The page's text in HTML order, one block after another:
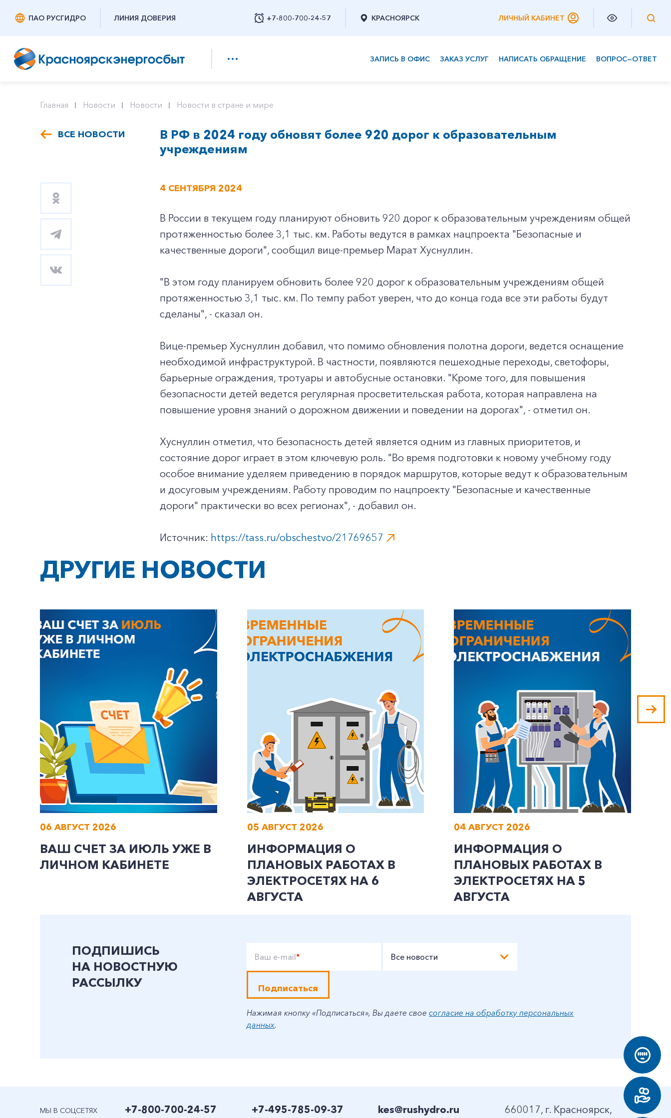
ПАО РУСГИДРО ЛИНИЯ ДОВЕРИЯ +7-800-700-24-57
Заказать обратный звонок
КРАСНОЯРСК ЛИЧНЫЙ КАБИНЕТ
ЗАПИСЬ В ОФИС ЗАКАЗ УСЛУГ НАПИСАТЬ ОБРАЩЕНИЕ ВОПРОС—ОТВЕТ
+7-800-700-24-57
Заказать обратный звонок
Частным клиентам
Главная Новости Новости Новости в стране и мире
ВСЕ НОВОСТИ
В РФ в 2024 году обновят более 920 дорог к образовательным
учреждениям
4 СЕНТЯБРЯ 2024
В России в текущем году планируют обновить 920 дорог к образовательным учреждениям общей
протяженностью более 3,1 тыс. км. Работы ведутся в рамках нацпроекта "Безопасные и
качественные дороги", сообщил вице-премьер Марат Хуснуллин.
"В этом году планируем обновить более 920 дорог к образовательным учреждениям общей
протяженностью 3,1 тыс. км. По темпу работ уверен, что до конца года все эти работы будут
сделаны", - сказал он.
Вице-премьер Хуснуллин добавил, что помимо обновления полотна дороги, ведется оснащение
необходимой инфраструктурой. В частности, появляются пешеходные переходы, светофоры,
барьерные ограждения, тротуары и автобусные остановки. "Кроме того, для повышения
безопасности детей ведется регулярная просветительская работа, которая направлена на
повышение уровня знаний о дорожном движении и поведении на дорогах", - отметил он.
Хуснуллин отметил, что безопасность детей является одним из главных приоритетов, и
состояние дорог играет в этом ключевую роль. "Во время подготовки к новому учебному году
особое внимание уделяем приведению в порядок маршрутов, которые ведут к образовательным
и досуговым учреждениям. Работу проводим по нацпроекту "Безопасные и качественные
дороги" практически во всех регионах", - добавил он.
Источник: https://tass.ru/obschestvo/21769657
ДРУГИЕ НОВОСТИ
06 АВГУСТ 2026
ВАШ СЧЕТ ЗА ИЮЛЬ УЖЕ В
ЛИЧНОМ КАБИНЕТЕ
05 АВГУСТ 2026
ИНФОРМАЦИЯ О
ПЛАНОВЫХ РАБОТАХ В
ЭЛЕКТРОСЕТЯХ НА 6
АВГУСТА
04 АВГУСТ 2026
ИНФОРМАЦИЯ О
ПЛАНОВЫХ РАБОТАХ В
ЭЛЕКТРОСЕТЯХ НА 5
АВГУСТА
ПОДПИШИСЬ
НА НОВОСТНУЮ
РАССЫЛКУ
Ваш e-mail* Все новости
Подписаться
Нажимая кнопку «Подписаться», Вы даете своесогласие на обработку персональных
данных.
МЫ В СОЦСЕТЯХ +7-800-700-24-57 +7-495-785-09-37 kes@rushydro.ru
660017, г. Красноярск,